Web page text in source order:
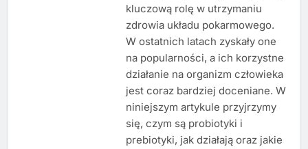
kluczową rolę w utrzymaniu
zdrowia układu pokarmowego.
W ostatnich latach zyskały one
na popularności, a ich korzystne
działanie na organizm człowieka
jest coraz bardziej doceniane. W
niniejszym artykule przyjrzymy
się, czym są probiotyki i
prebiotyki, jak działają oraz jakie